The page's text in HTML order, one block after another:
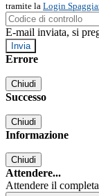
tramite la Login
E-mail inviata, si
Errore
Chiudi
Successo
Chiudi
Informazione
Chiudi
Attendere...
Attendere il